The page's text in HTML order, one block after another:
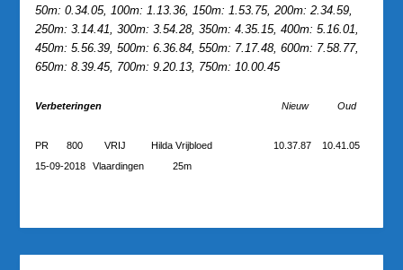
50m: 0.34.05, 100m: 1.13.36, 150m: 1.53.75, 200m: 2.34.59,
250m: 3.14.41, 300m: 3.54.28, 350m: 4.35.15, 400m: 5.16.01,
450m: 5.56.39, 500m: 6.36.84, 550m: 7.17.48, 600m: 7.58.77,
650m: 8.39.45, 700m: 9.20.13, 750m: 10.00.45
Verbeteringen Nieuw Oud
PR 800 VRIJ Hilda Vrijbloed 10.37.87
10.41.05
15-09-2018
Vlaardingen 25m